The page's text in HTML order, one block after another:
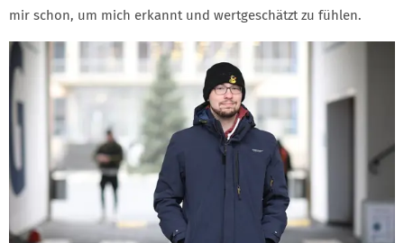
mir schon, um mich erkannt und wertgeschätzt zu fühlen.